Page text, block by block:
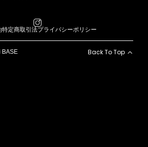
特定商取引法プライバシーポリシー
BASE Back To Top